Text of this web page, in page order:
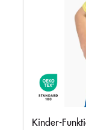
Kinder-